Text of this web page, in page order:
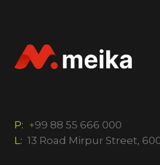
P: +99 88 55 666 000
L: 13 Road Mirpur Street,